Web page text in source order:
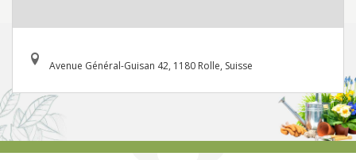
Avenue Général-Guisan 42, 1180 Rolle, Suisse